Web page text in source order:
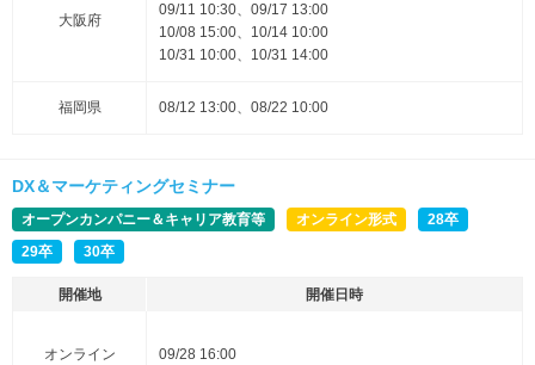
大阪府
09/11 10:30、09/17 13:00
10/08 15:00、10/14 10:00
10/31 10:00、10/31 14:00
福岡県 08/12 13:00、08/22 10:00
DX＆マーケティングセミナー
オープンカンパニー＆キャリア教育等 オンライン形式
28卒
29卒
30卒
開催地 開催日時
オンライン 09/28 16:00